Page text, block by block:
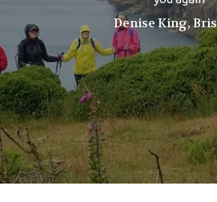
along the South West Coast Path.
straightforward, very helpful,
organisation plainly perfect. The
our hosts friendly and helpful.
on the bright side, we enjoyed a
hiking along
Dorothee & Wofgang,